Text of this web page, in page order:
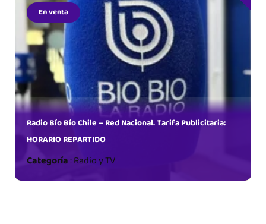
En venta
Radio Bío Bío Chile – Red Nacional. Tarifa Publicitaria:
HORARIO REPARTIDO
Categoría:Radio y TV